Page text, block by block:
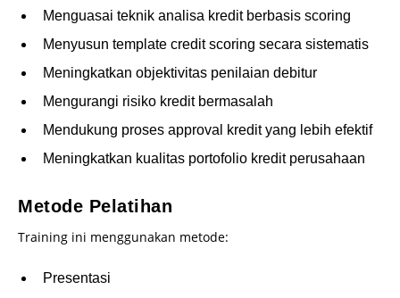
Menguasai teknik analisa kredit berbasis scoring
Menyusun template credit scoring secara sistematis
Meningkatkan objektivitas penilaian debitur
Mengurangi risiko kredit bermasalah
Mendukung proses approval kredit yang lebih efektif
Meningkatkan kualitas portofolio kredit perusahaan
Metode Pelatihan
Training ini menggunakan metode:
Presentasi